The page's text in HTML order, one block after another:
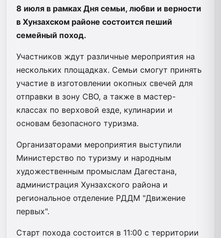
8 июля в рамках Дня семьи, любви и верности
в Хунзахском районе состоится пеший
семейный поход.
Участников ждут различные мероприятия на
нескольких площадках. Семьи смогут принять
участие в изготовлении окопных свечей для
отправки в зону СВО, а также в мастер-
классах по верховой езде, кулинарии и
основам безопасного туризма.
Организаторами мероприятия выступили
Министерство по туризму и народным
художественным промыслам Дагестана,
администрация Хунзахского района и
региональное отделение РДДМ "Движение
первых".
Старт похода состоится в 11:00 с территории